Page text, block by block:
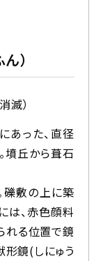
）
滅）
った、直径
墳丘から葺石
礫敷の上に築
は、赤色顔料
れる位置で鏡
鏡(しにゅう